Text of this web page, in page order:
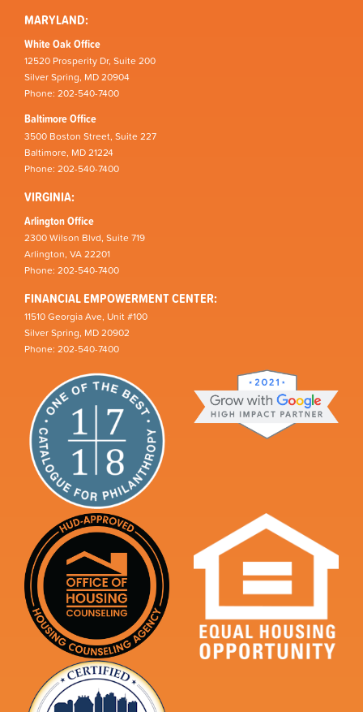
MARYLAND:
White Oak Office
12520 Prosperity Dr, Suite 200
Silver Spring, MD 20904
Phone: 202-540-7400
Baltimore Office
3500 Boston Street, Suite 227
Baltimore, MD 21224
Phone: 202-540-7400
VIRGINIA:
Arlington Office
2300 Wilson Blvd, Suite 719
Arlington, VA 22201
Phone: 202-540-7400
FINANCIAL EMPOWERMENT CENTER:
11510 Georgia Ave, Unit #100
Silver Spring, MD 20902
Phone: 202-540-7400